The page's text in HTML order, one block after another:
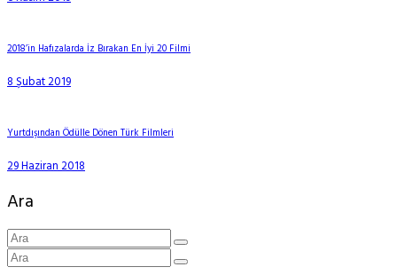
2018’in Hafızalarda İz Bırakan En İyi 20 Filmi
8 Şubat 2019
Yurtdışından Ödülle Dönen Türk Filmleri
29 Haziran 2018
Ara